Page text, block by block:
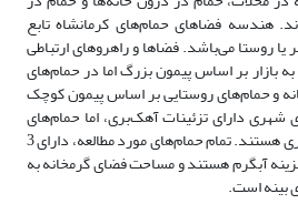
هندسه فضاهای حمام‌های کرمانشاه تابع
روستا می‌باشد. فضاها و راهروهای ارتباطی
بازار بر اساس پیمون بزرگ اما در حمام‌های
و حمام‌های روستایی بر اساس پیمون کوچک
دارای تزئینات آهک‌بری، اما حمام‌های
روستایی فاقد تزئینات آهک‌بری هستند. تمام حمام‌های مورد مطالعه، دارای 3
آبگرم هستند و مساحت فضای گرمخانه به
بینه است.